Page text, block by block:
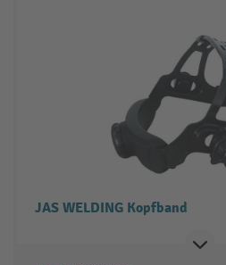
JAS WELDING Kopfband